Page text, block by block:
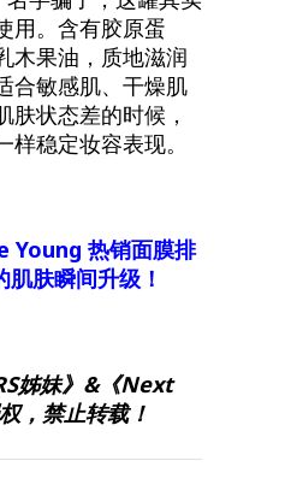
用。含有胶原蛋
木果油，质地滋润
合敏感肌、干燥肌
肤状态差的时候，
稳定妆容表现。
Young 热销面膜排
肤瞬间升级！
姊妹》&《Next
，禁止转载！